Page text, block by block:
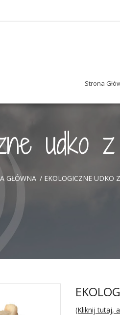
Strona
udko
GŁÓWNA / EKOLOGICZNE UDKO
(Kliknij tutaj,